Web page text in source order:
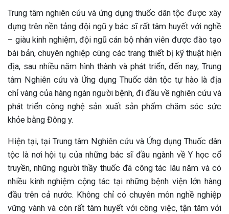
Sau Sinh Có Tự Khỏi
Thông Tin Cần Biết
sau sinh là tình trạng viêm da
phổ biến, khiến đôi bàn tay,
của chị em trở nên khô...
Trung tâm nghiên cứu và ứng dụng thuốc dân tộc được xây
dựng trên nền tảng đội ngũ y bác sĩ rất tâm huyết với nghề
– giàu kinh nghiệm, đội ngũ cán bộ nhân viên được đào tạo
bài bản, chuyên nghiệp cùng các trang thiết bị kỹ thuật hiện
địa, sau nhiều năm hình thành và phát triển, đến nay, Trung
tâm Nghiên cứu và Ứng dụng Thuốc dân tộc tự hào là địa
chỉ vàng của hàng ngàn người bệnh, đi đầu về nghiên cứu và
phát triển công nghệ sản xuất sản phẩm chăm sóc sức
khỏe bằng Đông y.
Hiện tại, tại Trung tâm Nghiên cứu và Ứng dụng Thuốc dân
tộc là nơi hội tụ của những bác sĩ đầu ngành về Y học cổ
truyền, những người thầy thuốc đã công tác lâu năm và có
nhiều kinh nghiệm cộng tác tại những bệnh viện lớn hàng
đầu trên cả nước. Không chỉ có chuyên môn nghề nghiệp
vững vành và còn rất tâm huyết với công việc, tận tâm với